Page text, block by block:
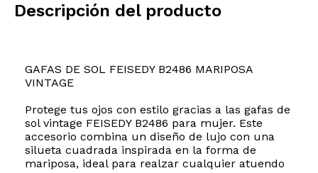
Descripción del producto
GAFAS DE SOL FEISEDY B2486 MARIPOSA
VINTAGE
Protege tus ojos con estilo gracias a las gafas de
sol vintage FEISEDY B2486 para mujer. Este
accesorio combina un diseño de lujo con una
silueta cuadrada inspirada en la forma de
mariposa, ideal para realzar cualquier atuendo